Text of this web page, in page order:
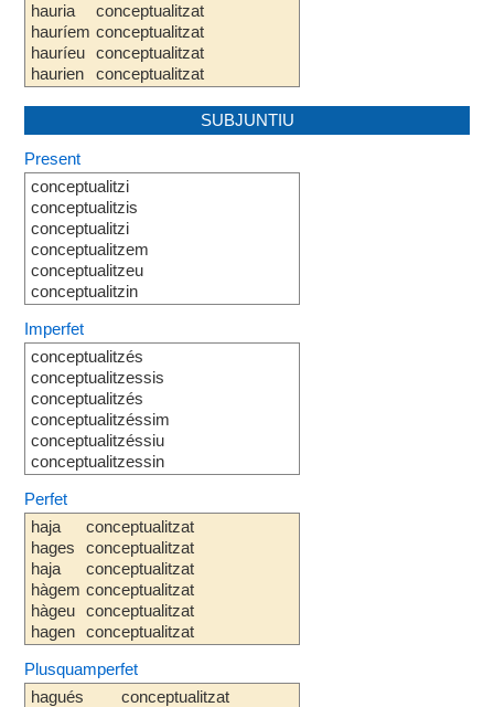
hauria
hauríem
hauríeu
haurien
conceptualitzat
conceptualitzat
conceptualitzat
conceptualitzat
SUBJUNTIU
Present
conceptualitzi
conceptualitzis
conceptualitzi
conceptualitzem
conceptualitzeu
conceptualitzin
Imperfet
conceptualitzés
conceptualitzessis
conceptualitzés
conceptualitzéssim
conceptualitzéssiu
conceptualitzessin
Perfet
haja
hages
haja
hàgem
hàgeu
hagen
conceptualitzat
conceptualitzat
conceptualitzat
conceptualitzat
conceptualitzat
conceptualitzat
Plusquamperfet
hagués
conceptualitzat